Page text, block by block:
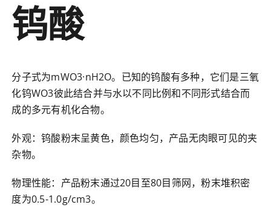
钨酸
分子式为mWO3·nH2O。已知的钨酸有多种，它们是三氧
化钨WO3彼此结合并与水以不同比例和不同形式结合而
成的多元有机化合物。
外观：钨酸粉末呈黄色，颜色均匀，产品无肉眼可见的夹
杂物。
物理性能：产品粉末通过20目至80目筛网，粉末堆积密
度为0.5-1.0g/cm3。